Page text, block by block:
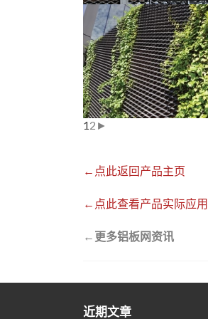
12 ►
←点此返回产品主页
←点此查看产品实际应用
← 更多铝板网资讯
近期文章